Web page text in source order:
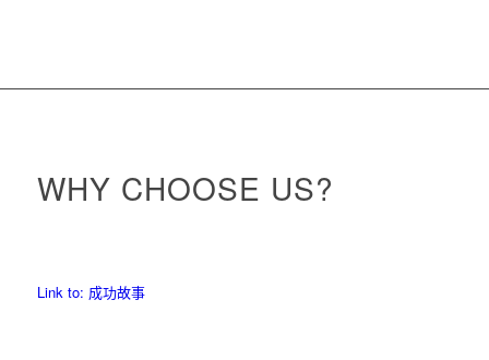
WHY CHOOSE US?
Link to: 成功故事